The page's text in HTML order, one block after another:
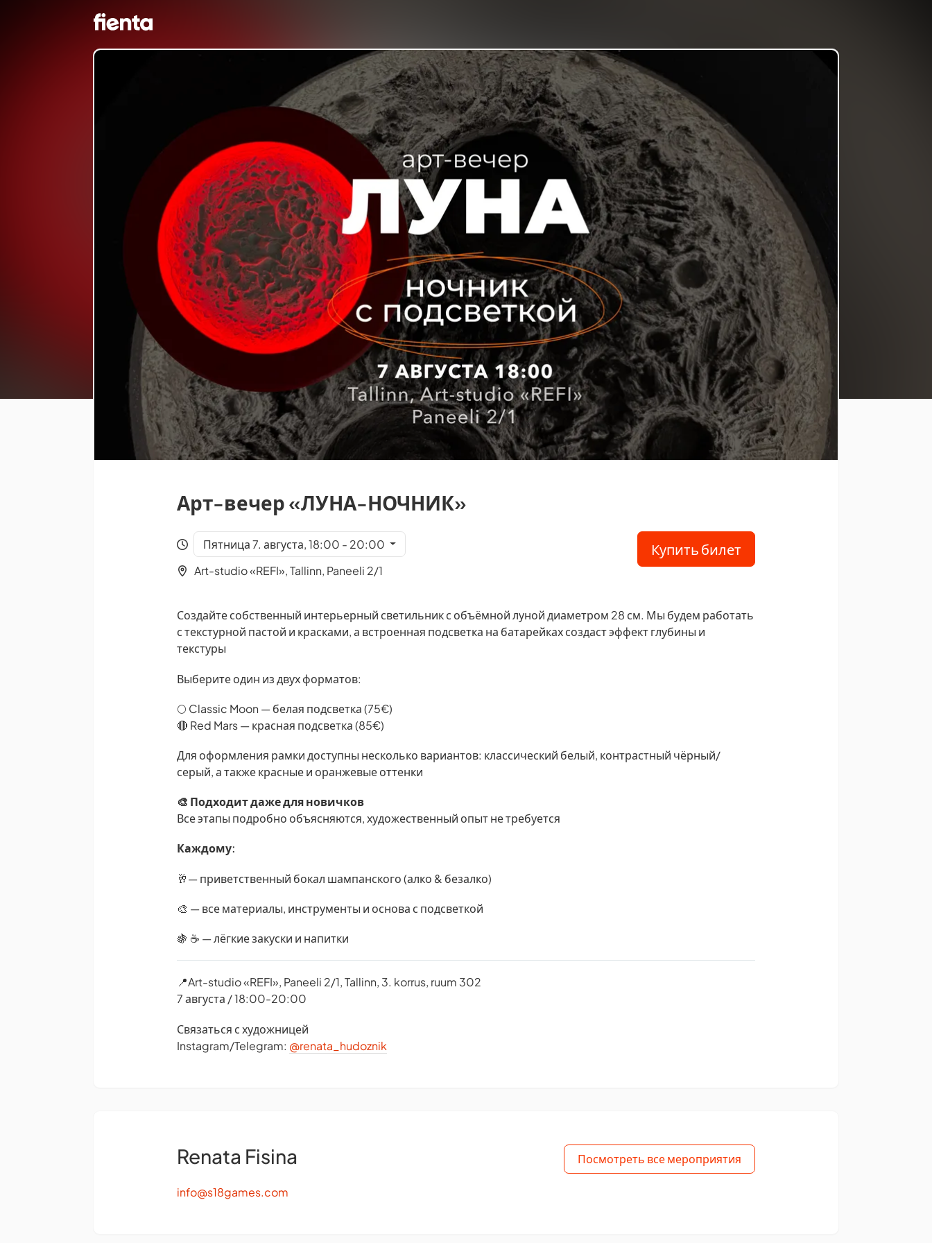
Арт-вечер «ЛУНА-НОЧНИК»
Пятница 7. августа, 18:00 - 20:00
Art-studio «REFI», Tallinn, Paneeli 2/1
Купить билет
Создайте собственный интерьерный светильник с объёмной луной диаметром 28 см. Мы будем работать
с текстурной пастой и красками, а встроенная подсветка на батарейках создаст эффект глубины и
текстуры
Выберите один из двух форматов:
🌕 Classic Moon — белая подсветка (75€)
🔴 Red Mars — красная подсветка (85€)
Для оформления рамки доступны несколько вариантов: классический белый, контрастный чёрный/
серый, а также красные и оранжевые оттенки
🎨 Подходит даже для новичков
Все этапы подробно объясняются, художественный опыт не требуется
Каждому:
🥂— приветственный бокал шампанского (алко & безалко)
🎨 — все материалы, инструменты и основа с подсветкой
🍇 ☕️ — лёгкие закуски и напитки
📍Art-studio «REFI», Paneeli 2/1, Tallinn, 3. korrus, ruum 302
7 августа / 18:00-20:00
Связаться с художницей
Instagram/Telegram: @renata_hudoznik
Renata Fisina
info@s18games.com
Посмотреть все мероприятия